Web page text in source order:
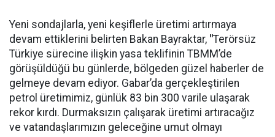
Yeni sondajlarla, yeni keşiflerle üretimi artırmaya
devam ettiklerini belirten Bakan Bayraktar, "Terörsüz
Türkiye sürecine ilişkin yasa teklifinin TBMM’de
görüşüldüğü bu günlerde, bölgeden güzel haberler de
gelmeye devam ediyor. Gabar’da gerçekleştirilen
petrol üretimimiz, günlük 83 bin 300 varile ulaşarak
rekor kırdı. Durmaksızın çalışarak üretimi artıracağız
ve vatandaşlarımızın geleceğine umut olmayı